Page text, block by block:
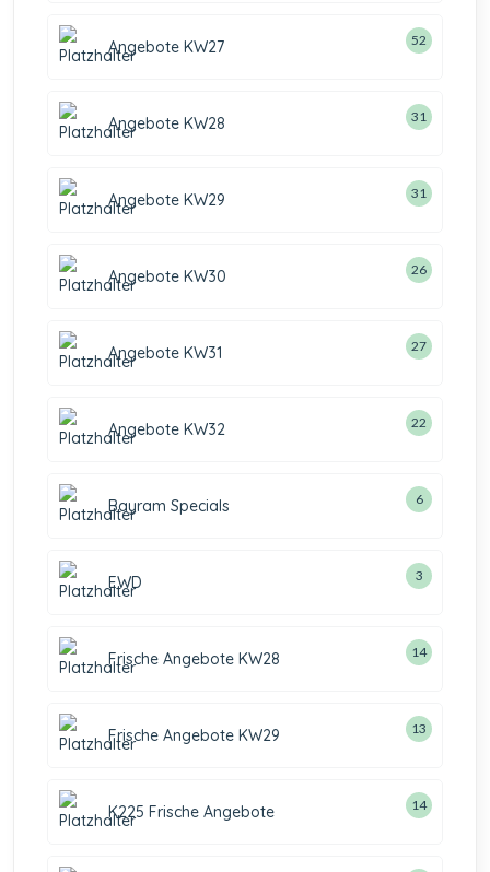
Angebote KW27 52
Angebote KW28 31
Angebote KW29 31
Angebote KW30 26
Angebote KW31 27
Angebote KW32 22
Bayram Specials 6
EWD 3
Frische Angebote KW28 14
Frische Angebote KW29 13
K225 Frische Angebote 14